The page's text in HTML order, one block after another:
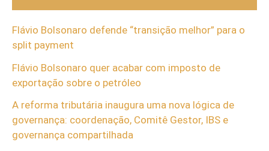
Flávio Bolsonaro defende “transição melhor” para o
split payment
Flávio Bolsonaro quer acabar com imposto de
exportação sobre o petróleo
A reforma tributária inaugura uma nova lógica de
governança: coordenação, Comitê Gestor, IBS e
governança compartilhada